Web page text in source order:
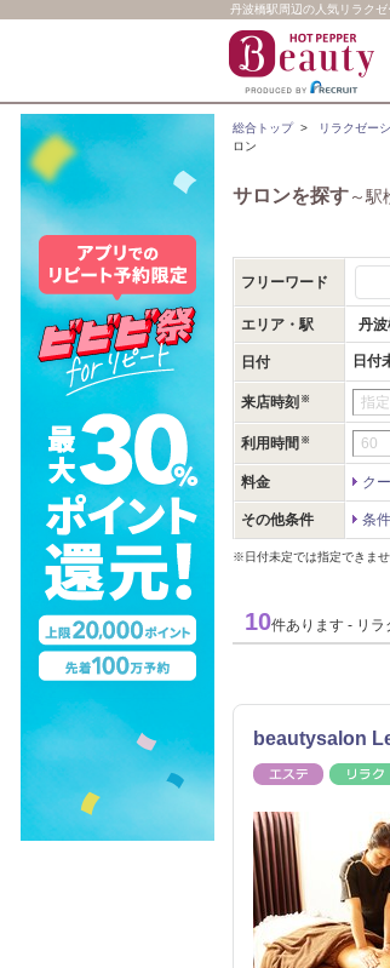
丹波橋駅周辺の人気リラク
総合トップ> リラクゼー
ロン
サロンを探す～駅
フリーワード
エリア・駅 丹
日付 日付
来店時刻 指
利用時間
料金 ク
その他条件 条
※日付未定では指定できま
10件あります - リ
beautysalon
エステ